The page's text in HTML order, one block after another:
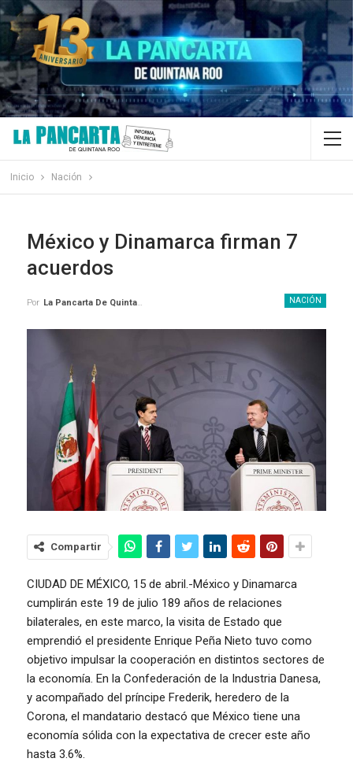
Inicio Nación
México y Dinamarca firman 7
acuerdos
NACIÓN
Por La Pancarta De Quintana Roo
Compartir
CIUDAD DE MÉXICO, 15 de abril.-México y Dinamarca
cumplirán este 19 de julio 189 años de relaciones
bilaterales, en este marco, la visita de Estado que
emprendió el presidente Enrique Peña Nieto tuvo como
objetivo impulsar la cooperación en distintos sectores de
la economía. En la Confederación de la Industria Danesa,
y acompañado del príncipe Frederik, heredero de la
Corona, el mandatario destacó que México tiene una
economía sólida con la expectativa de crecer este año
hasta 3.6%.